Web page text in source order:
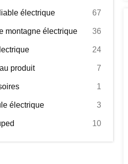
électrique 67
montagne électrique 36
24
produit 7
1
électrique 3
10